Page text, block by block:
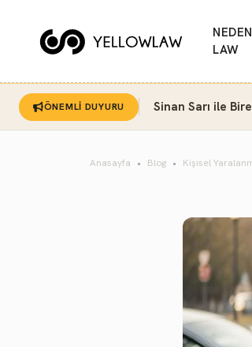
LAW
ÖNEMLİ DUYURU Sinan Sarı ile
Anasayfa Blog Kişisel